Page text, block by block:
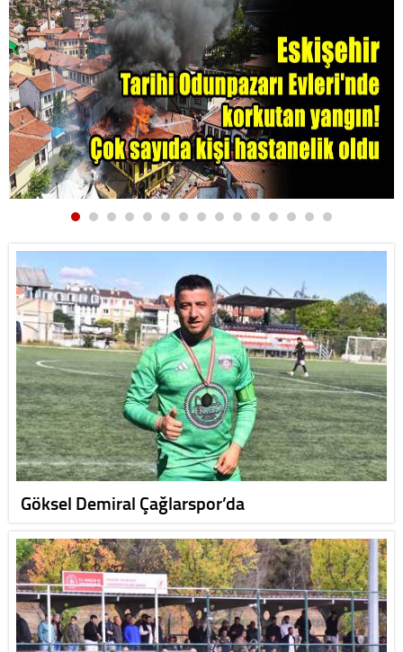
Göksel Demiral Çağlarspor’da